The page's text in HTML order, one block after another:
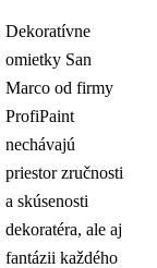
Dekoratívne
omietky San
Marco od firmy
ProfiPaint
nechávajú
priestor zručnosti
a skúsenosti
dekoratéra, ale aj
fantázii každého